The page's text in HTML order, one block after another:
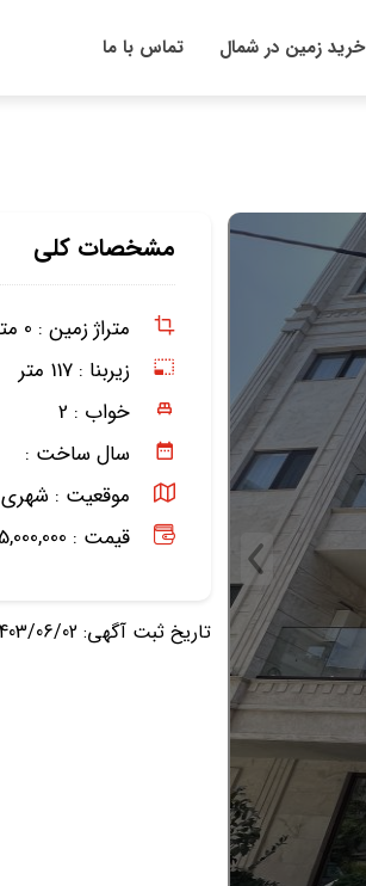
خرید زمین در شمال تماس با ما
مشخصات کلی
متراژ زمین : 0 متر
زیربنا : 117 متر
خواب : 2
سال ساخت :
موقعیت : شهری
قیمت : 7,605,000,000 تومان /
تاریخ ثبت آگهی: 1403/06/02